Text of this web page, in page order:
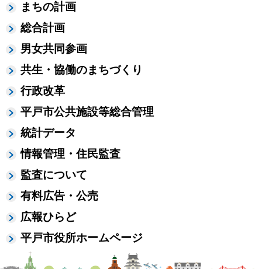
まちの計画
総合計画
男女共同参画
共生・協働のまちづくり
行政改革
平戸市公共施設等総合管理
統計データ
情報管理・住民監査
監査について
有料広告・公売
広報ひらど
平戸市役所ホームページ